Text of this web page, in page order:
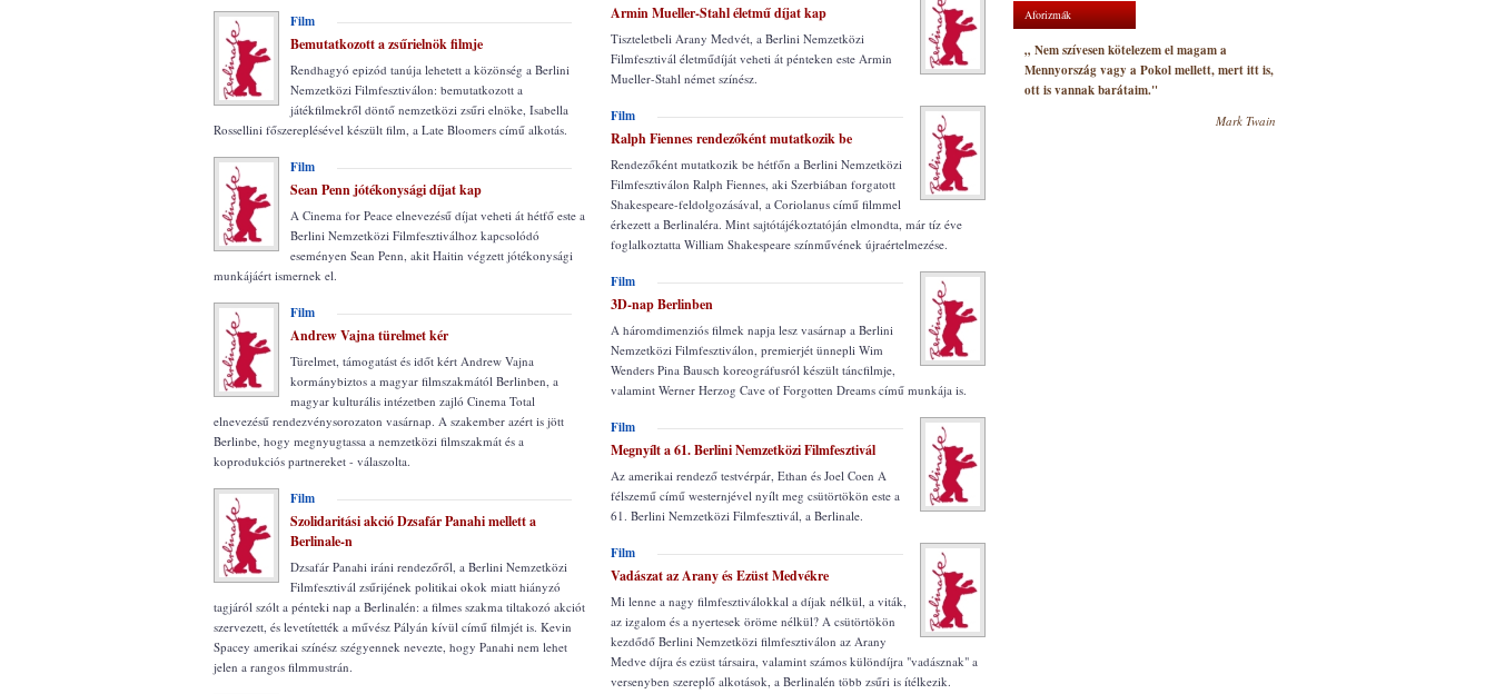
Film
Bemutatkozott a zsűrielnök filmje
Rendhagyó epizód tanúja lehetett a közönség a Berlini
Nemzetközi Filmfesztiválon: bemutatkozott a
játékfilmekről döntő nemzetközi zsűri elnöke, Isabella
Rossellini főszereplésével készült film, a Late Bloomers című alkotás.
Film
Sean Penn jótékonysági díjat kap
A Cinema for Peace elnevezésű díjat veheti át hétfő este a
Berlini Nemzetközi Filmfesztiválhoz kapcsolódó
eseményen Sean Penn, akit Haitin végzett jótékonysági
munkájáért ismernek el.
Film
Andrew Vajna türelmet kér
Türelmet, támogatást és időt kért Andrew Vajna
kormánybiztos a magyar filmszakmától Berlinben, a
magyar kulturális intézetben zajló Cinema Total
elnevezésű rendezvénysorozaton vasárnap. A szakember azért is jött
Berlinbe, hogy megnyugtassa a nemzetközi filmszakmát és a
koprodukciós partnereket - válaszolta.
Film
Szolidaritási akció Dzsafár Panahi mellett a
Berlinale-n
Dzsafár Panahi iráni rendezőről, a Berlini Nemzetközi
Filmfesztivál zsűrijének politikai okok miatt hiányzó
tagjáról szólt a pénteki nap a Berlinalén: a filmes szakma tiltakozó akciót
szervezett, és levetítették a művész Pályán kívül című filmjét is. Kevin
Spacey amerikai színész szégyennek nevezte, hogy Panahi nem lehet
jelen a rangos filmmustrán.
Armin Mueller-Stahl életmű díjat kap
Tiszteletbeli Arany Medvét, a Berlini Nemzetközi
Filmfesztivál életműdíját veheti át pénteken este Armin
Mueller-Stahl német színész.
Film
Ralph Fiennes rendezőként mutatkozik be
Rendezőként mutatkozik be hétfőn a Berlini Nemzetközi
Filmfesztiválon Ralph Fiennes, aki Szerbiában forgatott
Shakespeare-feldolgozásával, a Coriolanus című filmmel
érkezett a Berlinaléra. Mint sajtótájékoztatóján elmondta, már tíz éve
foglalkoztatta William Shakespeare színművének újraértelmezése.
Film
3D-nap Berlinben
A háromdimenziós filmek napja lesz vasárnap a Berlini
Nemzetközi Filmfesztiválon, premierjét ünnepli Wim
Wenders Pina Bausch koreográfusról készült táncfilmje,
valamint Werner Herzog Cave of Forgotten Dreams című munkája is.
Film
Megnyílt a 61. Berlini Nemzetközi Filmfesztivál
Az amerikai rendező testvérpár, Ethan és Joel Coen A
félszemű című westernjével nyílt meg csütörtökön este a
61. Berlini Nemzetközi Filmfesztivál, a Berlinale.
Film
Vadászat az Arany és Ezüst Medvékre
Mi lenne a nagy filmfesztiválokkal a díjak nélkül, a viták,
az izgalom és a nyertesek öröme nélkül? A csütörtökön
kezdődő Berlini Nemzetközi filmfesztiválon az Arany
Medve díjra és ezüst társaira, valamint számos különdíjra "vadásznak" a
versenyben szereplő alkotások, a Berlinalén több zsűri is ítélkezik.
Aforizmák
„ Nem szívesen kötelezem el magam a
Mennyország vagy a Pokol mellett, mert itt is,
ott is vannak barátaim."
Mark Twain